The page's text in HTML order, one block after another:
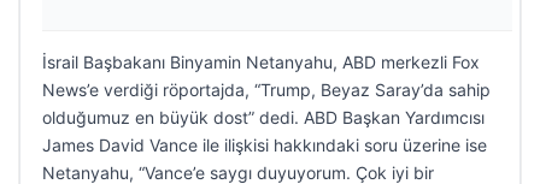
İsrail Başbakanı Binyamin Netanyahu, ABD merkezli Fox
News’e verdiği röportajda, “Trump, Beyaz Saray’da sahip
olduğumuz en büyük dost” dedi. ABD Başkan Yardımcısı
James David Vance ile ilişkisi hakkındaki soru üzerine ise
Netanyahu, “Vance’e saygı duyuyorum. Çok iyi bir